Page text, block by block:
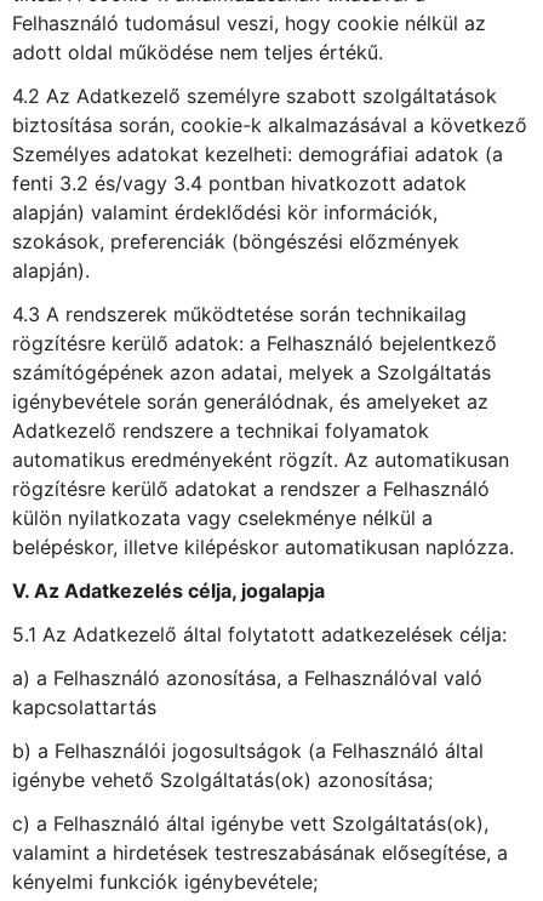
Felhasználó tudomásul veszi, hogy cookie nélkül az
adott oldal működése nem teljes értékű.
4.2 Az Adatkezelő személyre szabott szolgáltatások
biztosítása során, cookie-k alkalmazásával a következő
Személyes adatokat kezelheti: demográfiai adatok (a
fenti 3.2 és/vagy 3.4 pontban hivatkozott adatok
alapján) valamint érdeklődési kör információk,
szokások, preferenciák (böngészési előzmények
alapján).
4.3 A rendszerek működtetése során technikailag
rögzítésre kerülő adatok: a Felhasználó bejelentkező
számítógépének azon adatai, melyek a Szolgáltatás
igénybevétele során generálódnak, és amelyeket az
Adatkezelő rendszere a technikai folyamatok
automatikus eredményeként rögzít. Az automatikusan
rögzítésre kerülő adatokat a rendszer a Felhasználó
külön nyilatkozata vagy cselekménye nélkül a
belépéskor, illetve kilépéskor automatikusan naplózza.
V. Az Adatkezelés célja, jogalapja
5.1 Az Adatkezelő által folytatott adatkezelések célja:
a) a Felhasználó azonosítása, a Felhasználóval való
kapcsolattartás
b) a Felhasználói jogosultságok (a Felhasználó által
igénybe vehető Szolgáltatás(ok) azonosítása;
c) a Felhasználó által igénybe vett Szolgáltatás(ok),
valamint a hirdetések testreszabásának elősegítése, a
kényelmi funkciók igénybevétele;